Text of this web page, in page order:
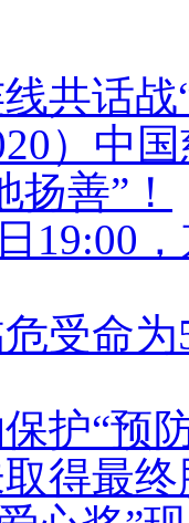
共话
）中
善”！
19:00
受命
护“预
得最终